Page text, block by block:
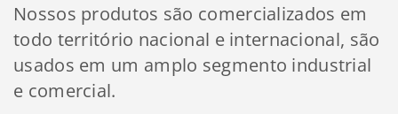
Nossos produtos são comercializados em
todo território nacional e internacional, são
usados em um amplo segmento industrial
e comercial.